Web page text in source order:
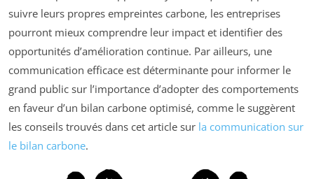
suivre leurs propres empreintes carbone, les entreprises
pourront mieux comprendre leur impact et identifier des
opportunités d’amélioration continue. Par ailleurs, une
communication efficace est déterminante pour informer le
grand public sur l’importance d’adopter des comportements
en faveur d’un bilan carbone optimisé, comme le suggèrent
les conseils trouvés dans cet article sur la communication sur
le bilan carbone.